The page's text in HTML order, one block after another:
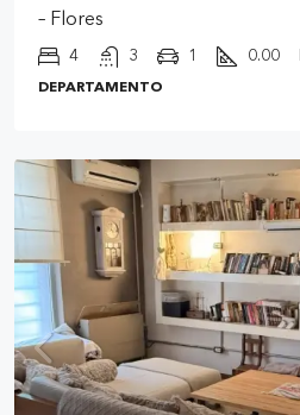
– Flores
4 3 1 0.00
DEPARTAMENTO